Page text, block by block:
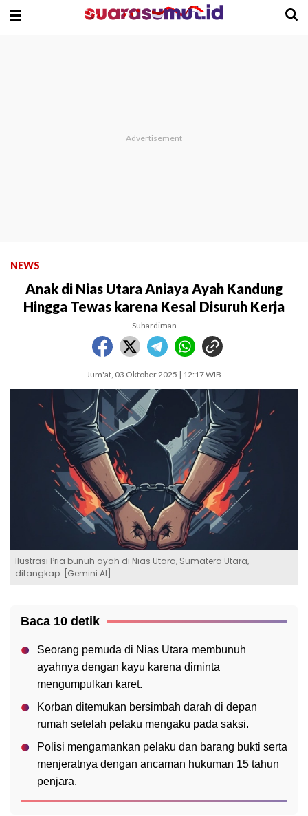
NEWS
Anak di Nias Utara Aniaya Ayah Kandung
Hingga Tewas karena Kesal Disuruh Kerja
Suhardiman
Jum'at, 03 Oktober 2025 | 12:17 WIB
Ilustrasi Pria bunuh ayah di Nias Utara, Sumatera Utara,
ditangkap. [Gemini AI]
Baca 10 detik
Seorang pemuda di Nias Utara membunuh
ayahnya dengan kayu karena diminta
mengumpulkan karet.
Korban ditemukan bersimbah darah di depan
rumah setelah pelaku mengaku pada saksi.
Polisi mengamankan pelaku dan barang bukti serta
menjeratnya dengan ancaman hukuman 15 tahun
penjara.